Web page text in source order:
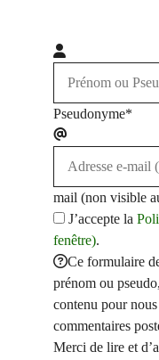
Pseudonyme*
mail (non visible
J’accepte la
fenêtre).
Ce formulaire
prénom ou
contenu pour
commentaires
Merci de lire et